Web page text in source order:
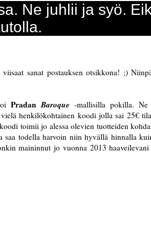
Ne juhlii ja syö.
sanat postauksen otsikkona! ;)
Pradan Baroque -mallisilla pokilla. Ne
henkilökohtainen koodi jolla sai 25€
toimii jo alessa olevien tuotteiden
saa todella harvoin niin hyvällä hinnalla
maininnut jo vuonna 2013 haaveilevani